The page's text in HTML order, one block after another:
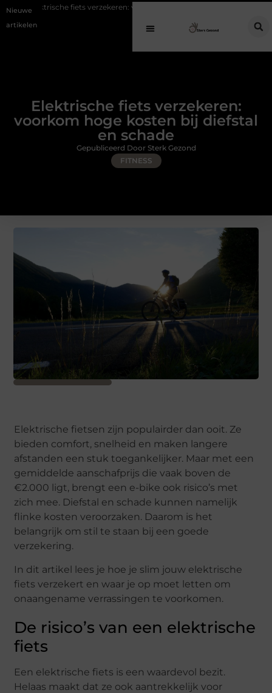
Nieuwe
artikelen
verzekeren: voorkom hoge kosten bij diefstal en schade
Elektrische fiets verzekeren:
voorkom hoge kosten bij diefstal
en schade
FITNESS
Gepubliceerd Door Sterk Gezond
Elektrische fietsen zijn populairder dan ooit. Ze
bieden comfort, snelheid en maken langere
afstanden een stuk toegankelijker. Maar met een
gemiddelde aanschafprijs die vaak boven de
€2.000 ligt, brengt een e-bike ook risico’s met
zich mee. Diefstal en schade kunnen namelijk
flinke kosten veroorzaken. Daarom is het
belangrijk om stil te staan bij een goede
verzekering.
In dit artikel lees je hoe je slim jouw elektrische
fiets verzekert en waar je op moet letten om
onaangename verrassingen te voorkomen.
De risico’s van een elektrische
fiets
Een elektrische fiets is een waardevol bezit.
Helaas maakt dat ze ook aantrekkelijk voor